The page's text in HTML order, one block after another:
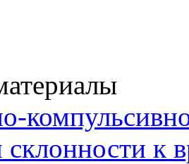
склонности к